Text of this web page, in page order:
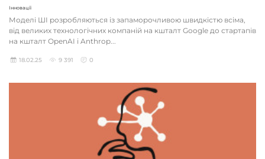
Інновації
Моделі ШІ розробляються із запаморочливою швидкістю всіма,
від великих технологічних компаній на кшталт Google до стартапів
на кшталт OpenAI і Anthrop...
18.02.25 9 391 0